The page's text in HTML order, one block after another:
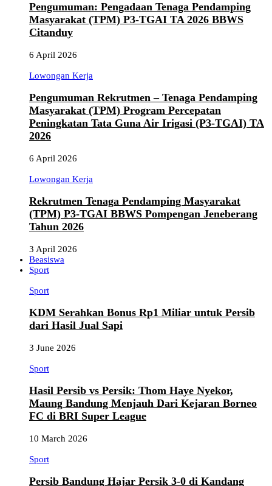
Pengumuman: Pengadaan Tenaga Pendamping
Masyarakat (TPM) P3-TGAI TA 2026 BBWS
Citanduy
6 April 2026
Lowongan Kerja
Pengumuman Rekrutmen – Tenaga Pendamping
Masyarakat (TPM) Program Percepatan
Peningkatan Tata Guna Air Irigasi (P3-TGAI) TA
2026
6 April 2026
Lowongan Kerja
Rekrutmen Tenaga Pendamping Masyarakat
(TPM) P3-TGAI BBWS Pompengan Jeneberang
Tahun 2026
3 April 2026
Beasiswa
Sport
Sport
KDM Serahkan Bonus Rp1 Miliar untuk Persib
dari Hasil Jual Sapi
3 June 2026
Sport
Hasil Persib vs Persik: Thom Haye Nyekor,
Maung Bandung Menjauh Dari Kejaran Borneo
FC di BRI Super League
10 March 2026
Sport
Persib Bandung Hajar Persik 3-0 di Kandang